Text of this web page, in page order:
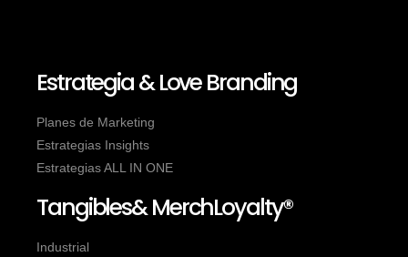
Estrategia & Love Branding
Planes de Marketing
Estrategias Insights
Estrategias ALL IN ONE
Tangibles& MerchLoyalty®
Industrial